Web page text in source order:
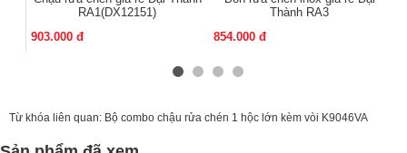
RA1(DX12151)
903.000 đ
Thành RA3
854.000 đ
Từ khóa liên quan: Bộ combo chậu rửa chén 1 hộc lớn kèm vòi K9046VA